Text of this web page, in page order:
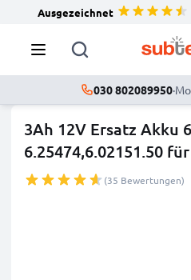
Ausgezeichnet
030 802089950·
3Ah 12V Ersatz Akku
6.25474,6.02151.50
(35 Bewertungen)